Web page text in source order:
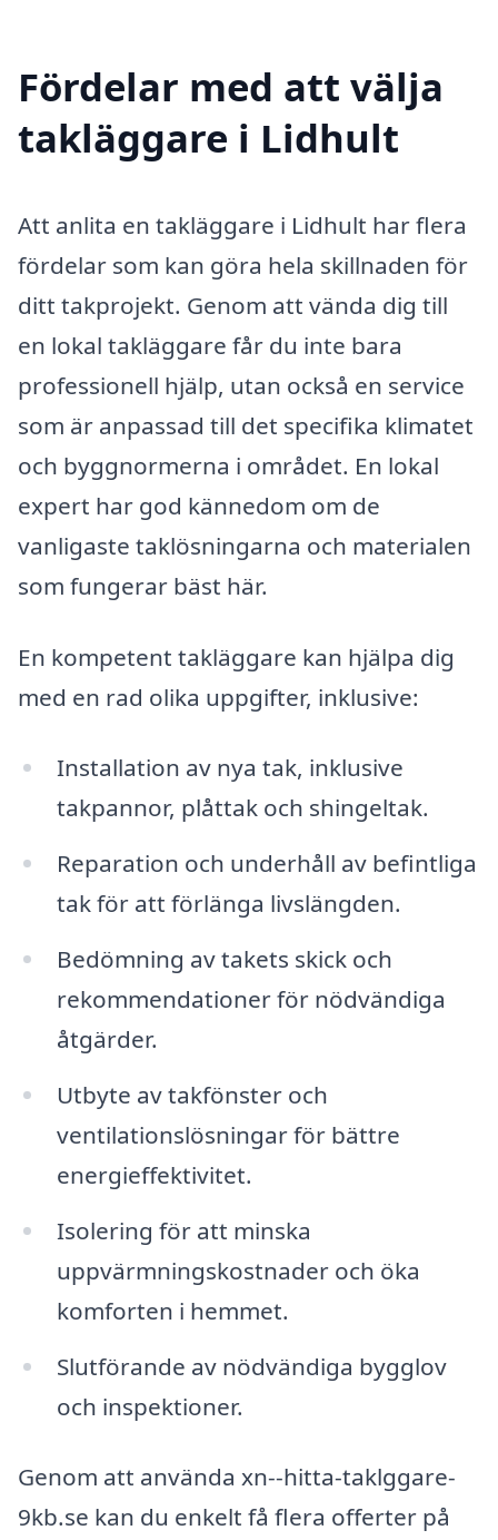
Fördelar med att välja
takläggare i Lidhult
Att anlita en takläggare i Lidhult har flera
fördelar som kan göra hela skillnaden för
ditt takprojekt. Genom att vända dig till
en lokal takläggare får du inte bara
professionell hjälp, utan också en service
som är anpassad till det specifika klimatet
och byggnormerna i området. En lokal
expert har god kännedom om de
vanligaste taklösningarna och materialen
som fungerar bäst här.
En kompetent takläggare kan hjälpa dig
med en rad olika uppgifter, inklusive:
Installation av nya tak, inklusive
takpannor, plåttak och shingeltak.
Reparation och underhåll av befintliga
tak för att förlänga livslängden.
Bedömning av takets skick och
rekommendationer för nödvändiga
åtgärder.
Utbyte av takfönster och
ventilationslösningar för bättre
energieffektivitet.
Isolering för att minska
uppvärmningskostnader och öka
komforten i hemmet.
Slutförande av nödvändiga bygglov
och inspektioner.
Genom att använda xn--hitta-taklggare-
9kb.se kan du enkelt få flera offerter på